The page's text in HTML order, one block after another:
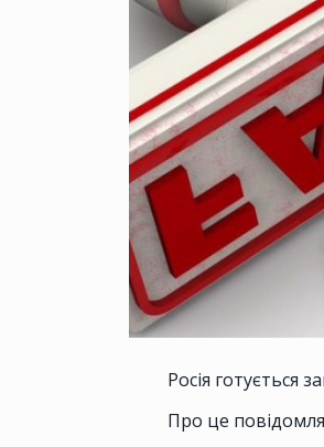
Росія готується
Про це